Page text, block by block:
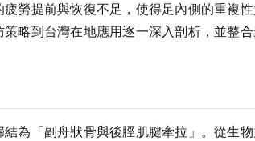
勞提前與恢復不足，使得足內側的重複
略到台灣在地應用逐一深入剖析，並整
為「副舟狀骨與後脛肌腱牽拉」。從生